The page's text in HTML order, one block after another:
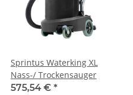
Sprintus Waterking XL
Nass-/ Trockensauger
575,54 € *